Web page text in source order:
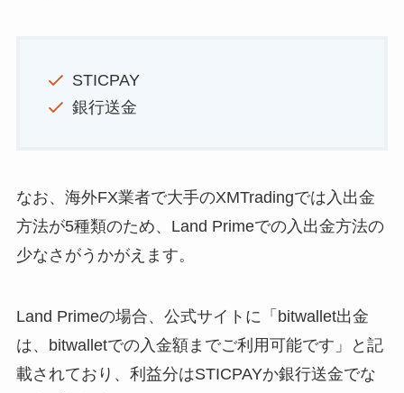
STICPAY
銀行送金
なお、海外FX業者で大手のXMTradingでは入出金
方法が5種類のため、Land Primeでの入出金方法の
少なさがうかがえます。
Land Primeの場合、公式サイトに「bitwallet出金
は、bitwalletでの入金額までご利用可能です」と記
載されており、利益分はSTICPAYか銀行送金でな